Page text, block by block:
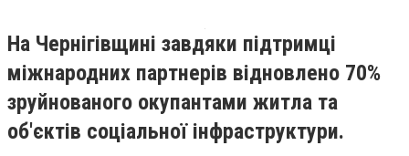
На Чернігівщині завдяки підтримці
міжнародних партнерів відновлено 70%
зруйнованого окупантами житла та
об'єктів соціальної інфраструктури.